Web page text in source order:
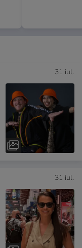
31 iul.
31 iul.